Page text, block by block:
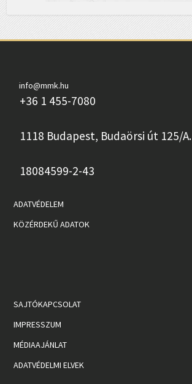
info@mmk.hu
+36 1 455-7080
1118 Budapest, Budaörsi út 125/A.
18084599-2-43
ADATVÉDELEM
KÖZÉRDEKŰ ADATOK
SAJTÓKAPCSOLAT
IMPRESSZUM
MÉDIAAJÁNLAT
ADATVÉDELMI ELVEK